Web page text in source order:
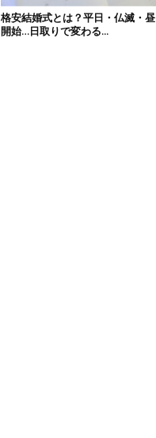
格安結婚式とは？平日・仏滅・昼
開始…日取りで変わる...